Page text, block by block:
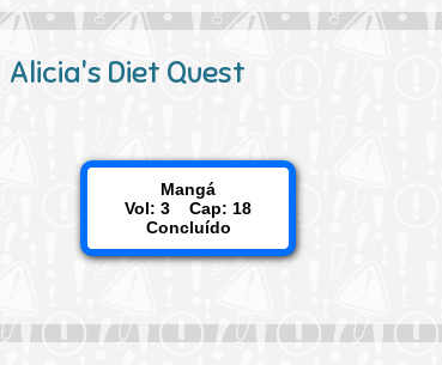
Alicia's Diet Quest
Mangá
Vol: 3 Cap: 18
Concluído